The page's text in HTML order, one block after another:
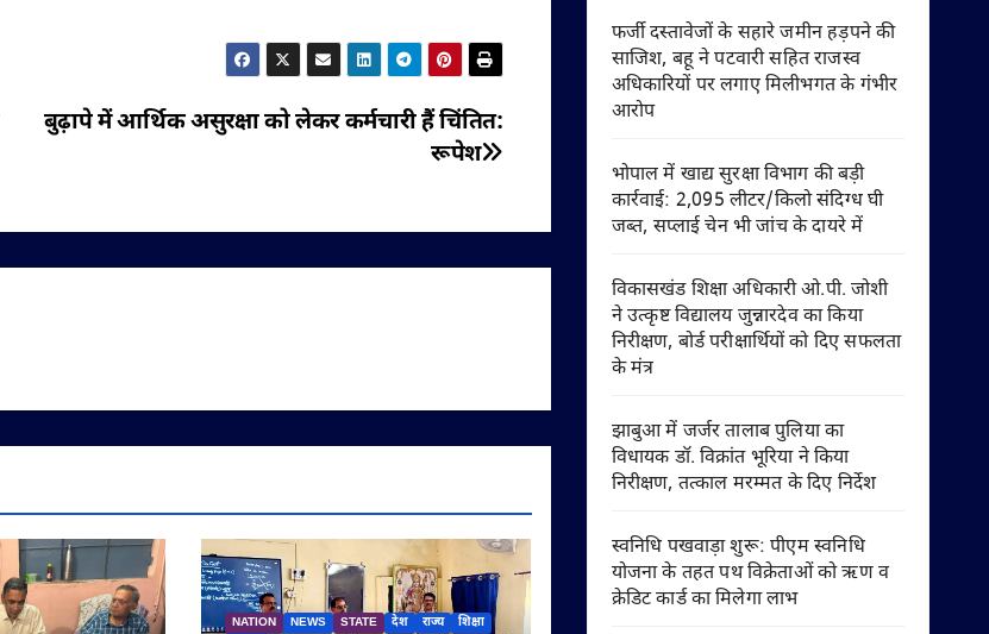
बुढ़ापे में आर्थिक असुरक्षा को लेकर कर्मचारी हैं चिंतित:
रूपेश
NATION NEWS STATE देश राज्य
शिक्षा
फर्जी दस्तावेजों के सहारे जमीन हड़पने की
साजिश, बहू ने पटवारी सहित राजस्व
अधिकारियों पर लगाए मिलीभगत के गंभीर
आरोप
भोपाल में खाद्य सुरक्षा विभाग की बड़ी
कार्रवाई: 2,095 लीटर/किलो संदिग्ध घी
जब्त, सप्लाई चेन भी जांच के दायरे में
विकासखंड शिक्षा अधिकारी ओ.पी. जोशी
ने उत्कृष्ट विद्यालय जुन्नारदेव का किया
निरीक्षण, बोर्ड परीक्षार्थियों को दिए सफलता
के मंत्र
झाबुआ में जर्जर तालाब पुलिया का
विधायक डॉ. विक्रांत भूरिया ने किया
निरीक्षण, तत्काल मरम्मत के दिए निर्देश
स्वनिधि पखवाड़ा शुरू: पीएम स्वनिधि
योजना के तहत पथ विक्रेताओं को ऋण व
क्रेडिट कार्ड का मिलेगा लाभ